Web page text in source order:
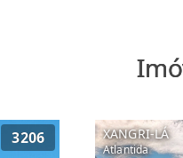
3206 XANGRI-LÁ
Atlantida